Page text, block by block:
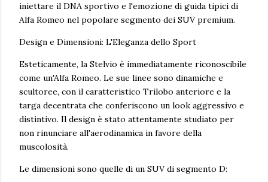
iniettare il DNA sportivo e l'emozione di guida tipici di
Alfa Romeo nel popolare segmento dei SUV premium.
Design e Dimensioni: L'Eleganza dello Sport
Esteticamente, la Stelvio è immediatamente riconoscibile
come un'Alfa Romeo. Le sue linee sono dinamiche e
scultoree, con il caratteristico Trilobo anteriore e la
targa decentrata che conferiscono un look aggressivo e
distintivo. Il design è stato attentamente studiato per
non rinunciare all'aerodinamica in favore della
muscolosità.
Le dimensioni sono quelle di un SUV di segmento D: